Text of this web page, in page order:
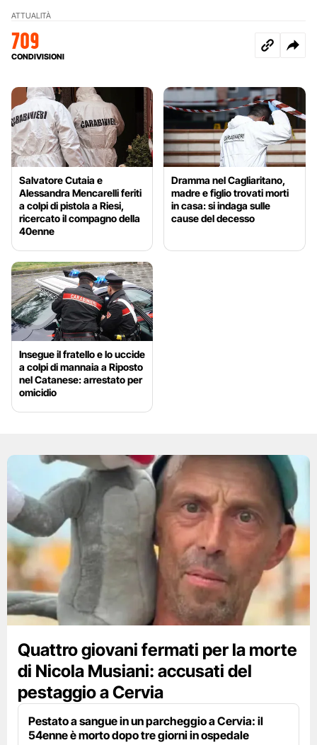
ATTUALITÀ
709
CONDIVISIONI
Salvatore Cutaia e
Alessandra Mencarelli feriti
a colpi di pistola a Riesi,
ricercato il compagno della
40enne
Dramma nel Cagliaritano,
madre e figlio trovati morti
in casa: si indaga sulle
cause del decesso
Insegue il fratello e lo uccide
a colpi di mannaia a Riposto
nel Catanese: arrestato per
omicidio
Quattro giovani fermati per la morte
di Nicola Musiani: accusati del
pestaggio a Cervia
Pestato a sangue in un parcheggio a Cervia: il
54enne è morto dopo tre giorni in ospedale